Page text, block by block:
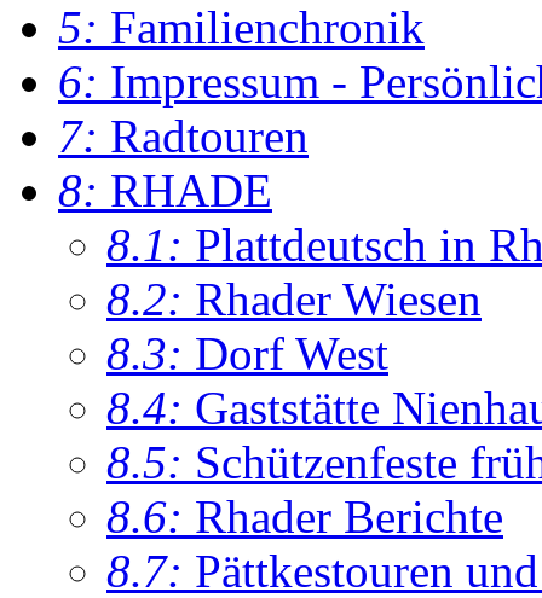
5: Familienchronik
6: Impressum -
7: Radtouren
8: RHADE
8.1: Plattdeutsch in
8.2: Rhader Wiesen
8.3: Dorf West
8.4: Gaststätte
8.5: Schützenfeste
8.6: Rhader Berichte
8.7: Pättkestouren